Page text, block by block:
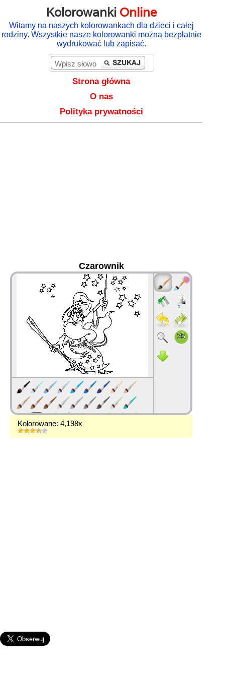
Kolorowanki Online
Witamy na naszych kolorowankach dla dzieci i całej
rodziny. Wszystkie nasze kolorowanki można bezpłatnie
wydrukować lub zapisać.
Strona główna
O nas
Polityka prywatności
Czarownik
Kolorowane: 4,198x